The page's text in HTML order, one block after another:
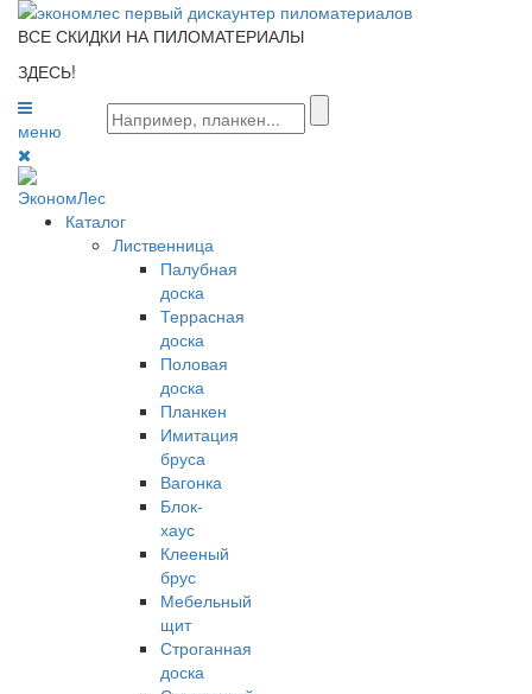
ВСЕ СКИДКИ НА ПИЛОМАТЕРИАЛЫ
ЗДЕСЬ!
меню
Каталог
Лиственница
Палубная
доска
Террасная
доска
Половая
доска
Планкен
Имитация
бруса
Вагонка
Блок-
хаус
Клееный
брус
Мебельный
щит
Строганная
доска